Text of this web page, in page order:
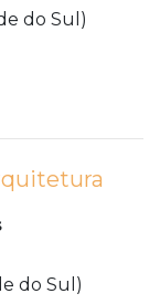
do Sul)
do Sul)